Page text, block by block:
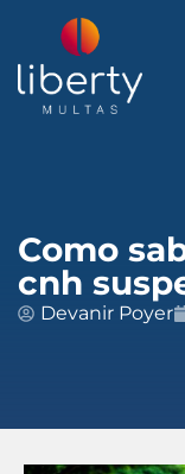
Como
cnh
Devanir Poyer